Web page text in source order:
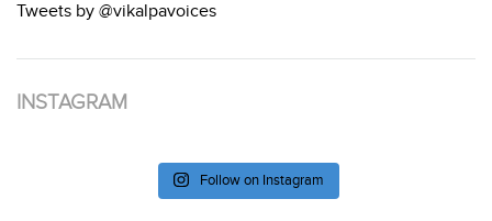
Tweets by @vikalpavoices
INSTAGRAM
Follow on Instagram